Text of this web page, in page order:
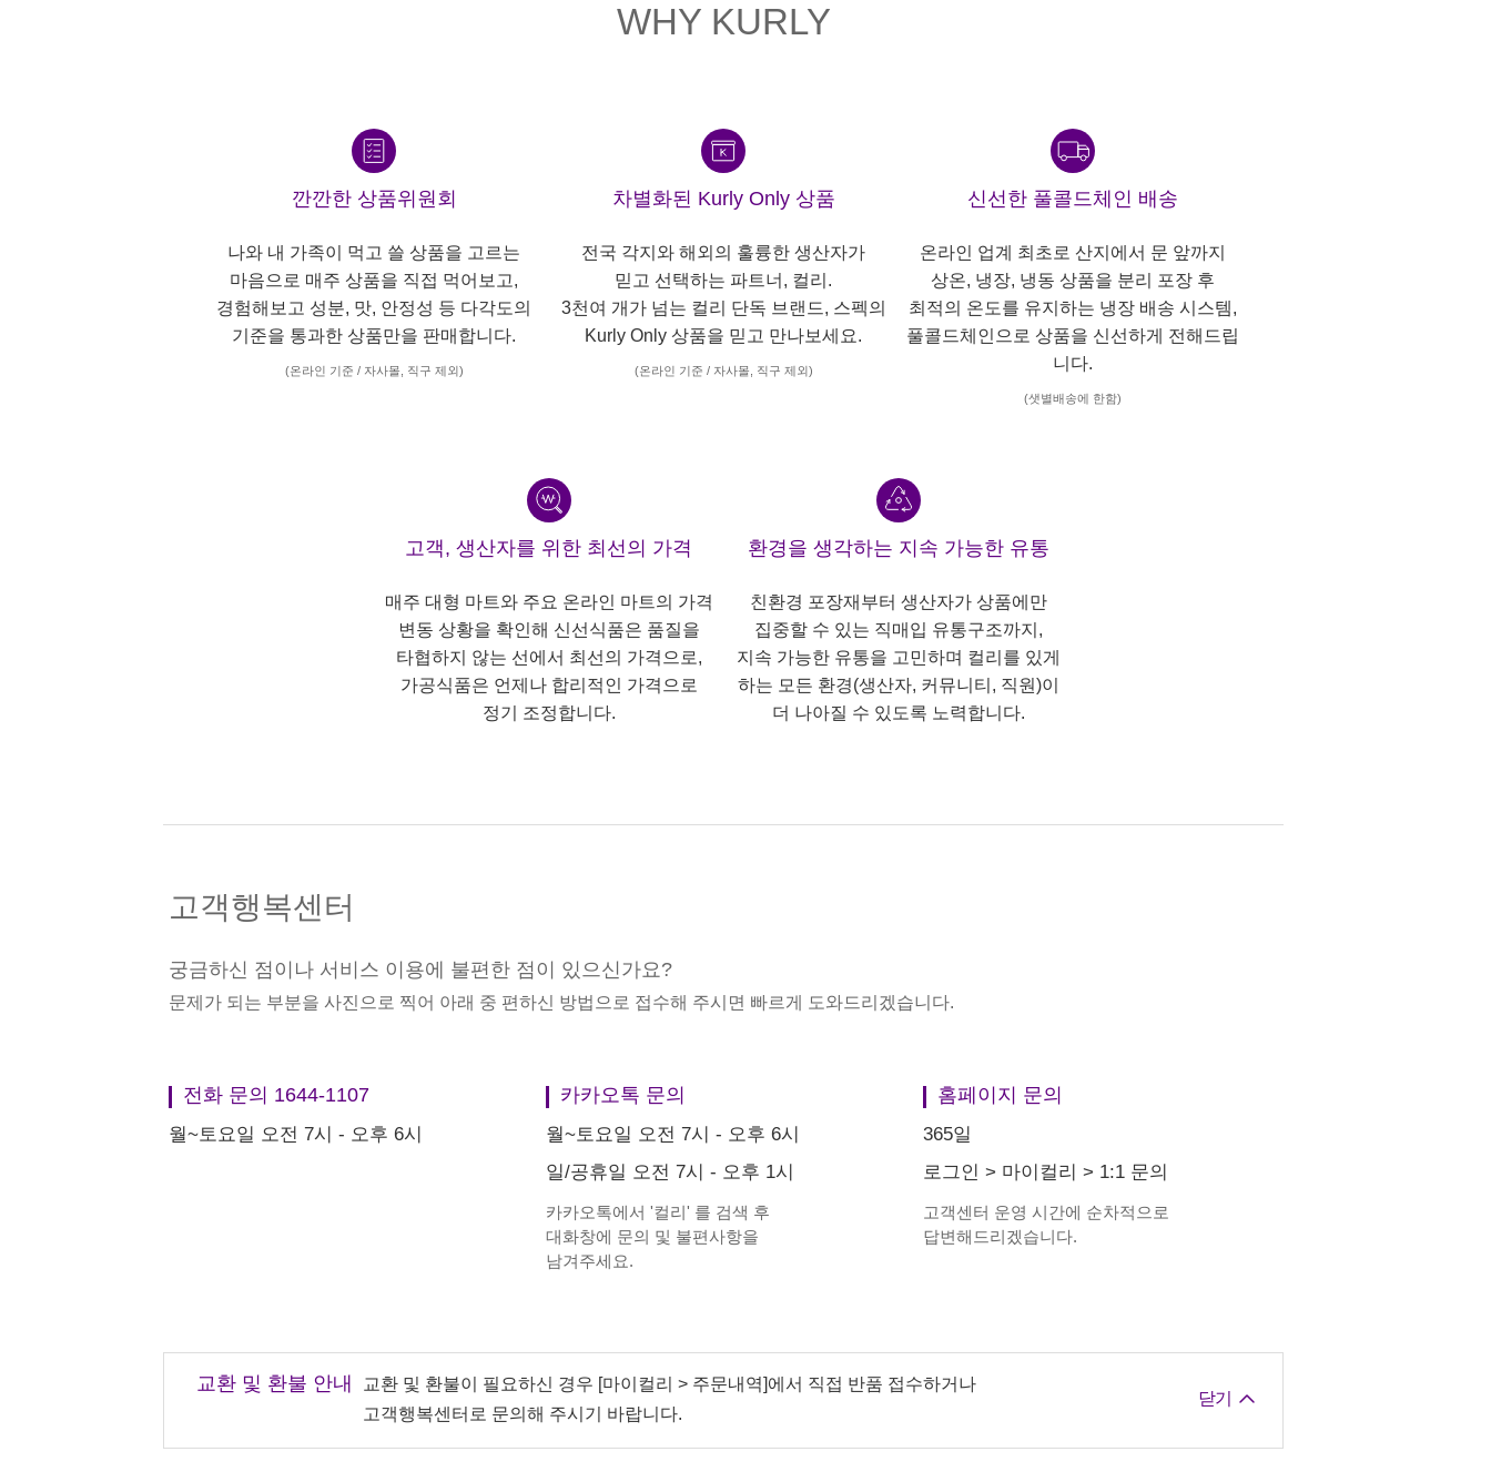
WHY KURLY
깐깐한 상품위원회
나와 내 가족이 먹고 쓸 상품을 고르는
마음으로 매주 상품을 직접 먹어보고,
경험해보고 성분, 맛, 안정성 등 다각도의
기준을 통과한 상품만을 판매합니다.
(온라인 기준 / 자사몰, 직구 제외)
차별화된 Kurly Only 상품
전국 각지와 해외의 훌륭한 생산자가
믿고 선택하는 파트너, 컬리.
3천여 개가 넘는 컬리 단독 브랜드, 스펙의
Kurly Only 상품을 믿고 만나보세요.
(온라인 기준 / 자사몰, 직구 제외)
신선한 풀콜드체인 배송
온라인 업계 최초로 산지에서 문 앞까지
상온, 냉장, 냉동 상품을 분리 포장 후
최적의 온도를 유지하는 냉장 배송 시스템,
풀콜드체인으로 상품을 신선하게 전해드립
니다.
(샛별배송에 한함)
고객, 생산자를 위한 최선의 가격
매주 대형 마트와 주요 온라인 마트의 가격
변동 상황을 확인해 신선식품은 품질을
타협하지 않는 선에서 최선의 가격으로,
가공식품은 언제나 합리적인 가격으로
정기 조정합니다.
환경을 생각하는 지속 가능한 유통
친환경 포장재부터 생산자가 상품에만
집중할 수 있는 직매입 유통구조까지,
지속 가능한 유통을 고민하며 컬리를 있게
하는 모든 환경(생산자, 커뮤니티, 직원)이
더 나아질 수 있도록 노력합니다.
고객행복센터
궁금하신 점이나 서비스 이용에 불편한 점이 있으신가요?
문제가 되는 부분을 사진으로 찍어 아래 중 편하신 방법으로 접수해 주시면 빠르게 도와드리겠습니다.
전화 문의 1644-1107
월~토요일 오전 7시 - 오후 6시
카카오톡 문의
월~토요일 오전 7시 - 오후 6시
일/공휴일 오전 7시 - 오후 1시
카카오톡에서 '컬리' 를 검색 후
대화창에 문의 및 불편사항을
남겨주세요.
홈페이지 문의
365일
로그인 > 마이컬리 > 1:1 문의
고객센터 운영 시간에 순차적으로
답변해드리겠습니다.
교환 및 환불 안내
교환 및 환불이 필요하신 경우 [마이컬리 > 주문내역]에서 직접 반품 접수하거나
고객행복센터로 문의해 주시기 바랍니다.
닫기